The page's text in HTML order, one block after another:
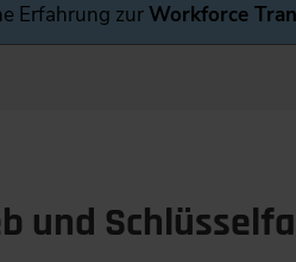
Erfahrung zurWorkforce
und